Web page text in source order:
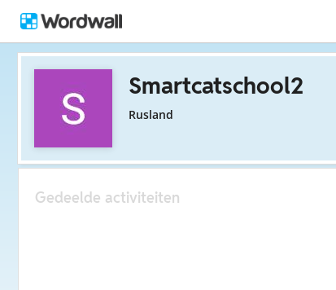
Smartcatschool2
Rusland
Gedeelde activiteiten